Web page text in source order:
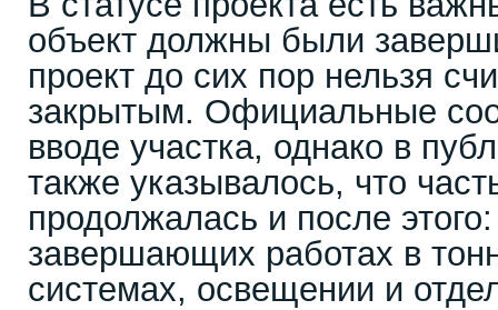
объект должны были
проект до сих пор нельзя
закрытым. Официальные
вводе участка, однако в
также указывалось, что
продолжалась и после
завершающих работах в
системах, освещении и